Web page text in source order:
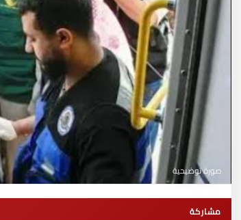
صورة توضيحية
مشاركة